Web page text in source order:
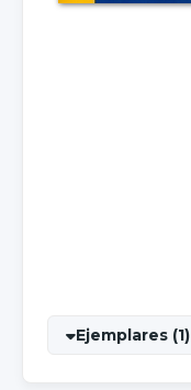
Ejemplares (1)